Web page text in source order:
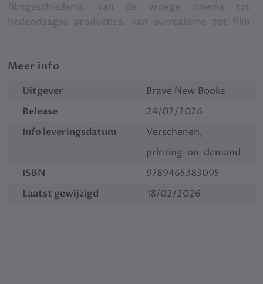
filmgeschiedenis: van de vroege cinema tot
hedendaagse producties, van surrealisme tot film
rebellen, van propaganda en verzet, van religie,
misdaad en bevrijding — en bovenal van passie.
“Een Spaanse Affaire is een doordacht, grondig
onderzocht en met passie geschreven werk dat een
oprecht en verdiepend inzicht biedt in de ziel van de
narratieve helderheid en het respect voor de
Meer info
Uitgever
Brave New Books
Release
24/02/2026
Info leveringsdatum
Verschenen,
printing-on-demand
ISBN
9789465383095
Laatst gewijzigd
18/02/2026